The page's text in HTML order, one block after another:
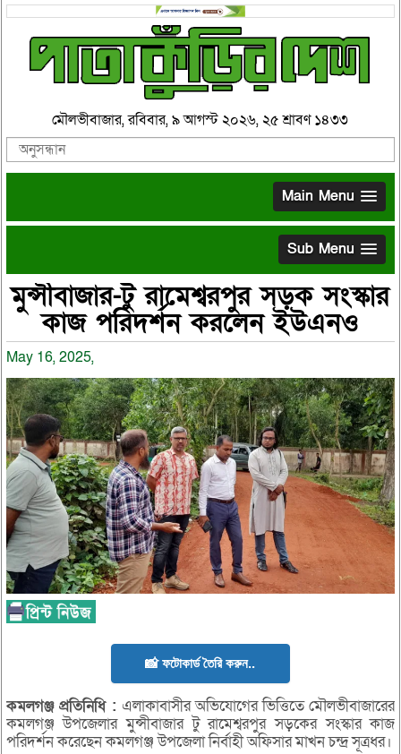
মৌলভীবাজার, রবিবার, ৯ আগস্ট ২০২৬, ২৫ শ্রাবণ ১৪৩৩
Main Menu
Sub Menu
মুন্সীবাজার-টু রামেশ্বরপুর সড়ক সংস্কার
কাজ পরিদর্শন করলেন ইউএনও
May 16, 2025,
📸 ফটোকার্ড তৈরি করুন..
কমলগঞ্জ প্রতিনিধি: এলাকাবাসীর অভিযোগের ভিত্তিতে মৌলভীবাজারের
কমলগঞ্জ উপজেলার মুন্সীবাজার টু রামেশ্বরপুর সড়কের সংস্কার কাজ
পরিদর্শন করেছেন কমলগঞ্জ উপজেলা নির্বাহী অফিসার মাখন চন্দ্র সূত্রধর।